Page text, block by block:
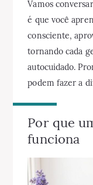
Vamos
é que você
consciente,
tornando cada
autocuidado.
podem fazer a
Por que
funciona